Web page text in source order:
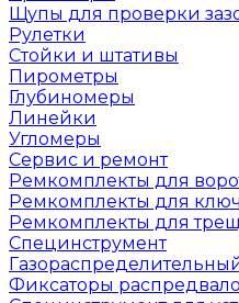
Щупы для проверки
Рулетки
Стойки и штативы
Пирометры
Глубиномеры
Линейки
Угломеры
Сервис и ремонт
Ремкомплекты для
Ремкомплекты для
Ремкомплекты для
Специнструмент
Фиксаторы